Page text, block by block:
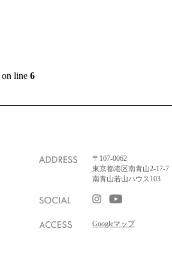
on line 6
〒107-0062
東京都港区南青山2-17-7
南青山若山ハウス103
Googleマップ